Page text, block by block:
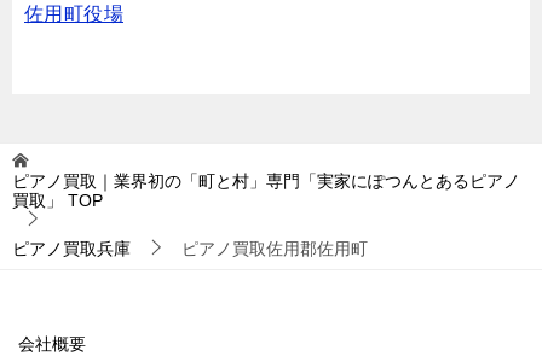
佐用町役場
ピアノ買取｜業界初の「町と村」専門「実家にぽつんとあるピアノ
買取」
TOP
ピアノ買取兵庫 ピアノ買取佐用郡佐用町
会社概要